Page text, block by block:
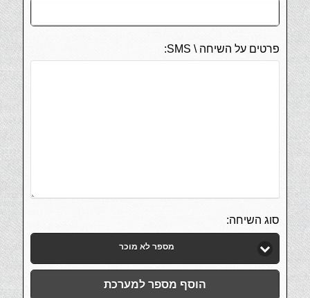
פרטים על השיחה \ SMS:
סוג השיחה:
מספר לא מוכר
הוסף מספר למערכת